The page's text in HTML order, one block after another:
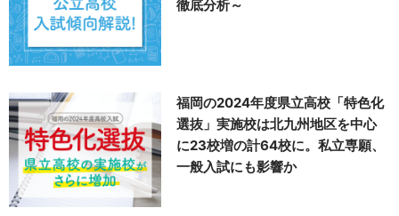
徹底分析～
福岡の2024年度県立高校「特色化
選抜」実施校は北九州地区を中心
に23校増の計64校に。私立専願、
一般入試にも影響か